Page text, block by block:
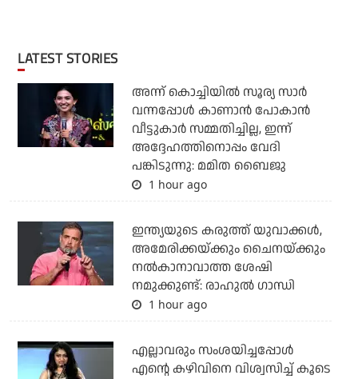
LATEST STORIES
അന്ന് കൊച്ചിയില്‍ സൂര്യ സാര്‍
വന്നപ്പോള്‍ കാണാന്‍ പോകാന്‍
വീട്ടുകാര്‍ സമ്മതിച്ചില്ല, ഇന്ന്
അദ്ദേഹത്തിനൊപ്പം വേദി
പങ്കിടുന്നു: മമിത ബൈജു
1 hour ago
ഇന്ത്യയുടെ കരുത്ത് യുവാക്കള്‍,
അമേരിക്കയ്ക്കും ചൈനയ്ക്കും
നല്‍കാനാവാത്ത ശേഷി
നമുക്കുണ്ട്: രാഹുല്‍ ഗാന്ധി
1 hour ago
എല്ലാവരും സംശയിച്ചപ്പോള്‍
എന്റെ കഴിവിനെ വിശ്വസിച്ച് കൂടെ